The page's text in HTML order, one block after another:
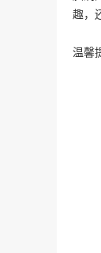
趣，
温馨